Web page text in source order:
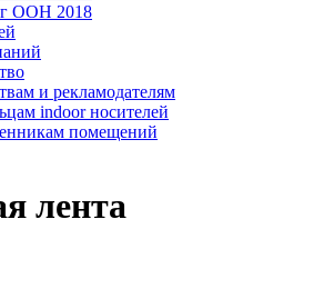
OOH 2018
и рекламодателям
indoor носителей
помещений
лента